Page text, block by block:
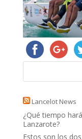
Lancelot News
¿Qué tiempo
Lanzarote?
Estos son los